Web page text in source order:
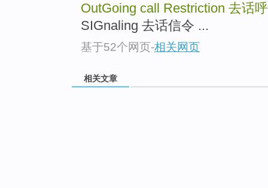
OutGoing call Restriction 去话
SIGnaling 去话信令 ...
基于52个网页-相关网页
相关文章